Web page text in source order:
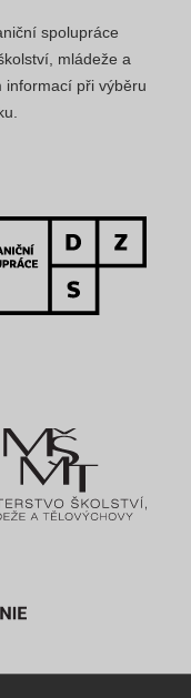
spolupráce
mládeže a
informací při výběru